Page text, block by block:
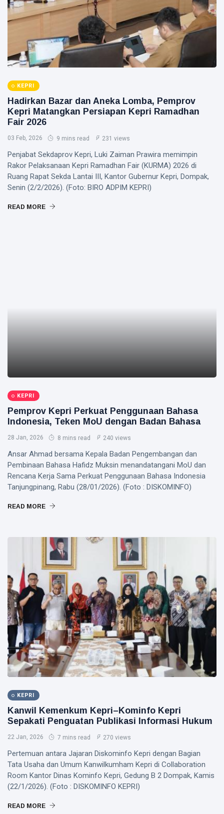
KEPRI
Hadirkan Bazar dan Aneka Lomba, Pemprov
Kepri Matangkan Persiapan Kepri Ramadhan
Fair 2026
03 Feb, 2026 9 mins read 231 views
Penjabat Sekdaprov Kepri, Luki Zaiman Prawira memimpin
Rakor Pelaksanaan Kepri Ramadhan Fair (KURMA) 2026 di
Ruang Rapat Sekda Lantai III, Kantor Gubernur Kepri, Dompak,
Senin (2/2/2026). (Foto: BIRO ADPIM KEPRI)
READ MORE
KEPRI
Pemprov Kepri Perkuat Penggunaan Bahasa
Indonesia, Teken MoU dengan Badan Bahasa
28 Jan, 2026 8 mins read 240 views
Ansar Ahmad bersama Kepala Badan Pengembangan dan
Pembinaan Bahasa Hafidz Muksin menandatangani MoU dan
Rencana Kerja Sama Perkuat Penggunaan Bahasa Indonesia
Tanjungpinang, Rabu (28/01/2026). (Foto : DISKOMINFO)
READ MORE
KEPRI
Kanwil Kemenkum Kepri–Kominfo Kepri
Sepakati Penguatan Publikasi Informasi Hukum
22 Jan, 2026 7 mins read 270 views
Pertemuan antara Jajaran Diskominfo Kepri dengan Bagian
Tata Usaha dan Umum Kanwilkumham Kepri di Collaboration
Room Kantor Dinas Kominfo Kepri, Gedung B 2 Dompak, Kamis
(22/1/2026). (Foto : DISKOMINFO KEPRI)
READ MORE